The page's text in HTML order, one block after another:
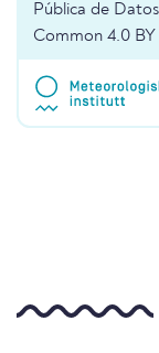
Pública de
Common 4.0